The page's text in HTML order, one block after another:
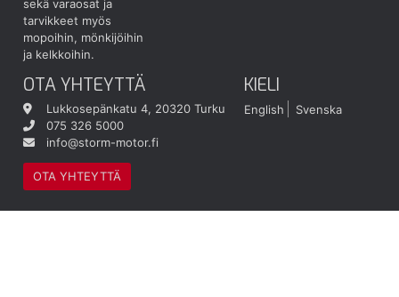
sekä varaosat ja
tarvikkeet myös
mopoihin, mönkijöihin
ja kelkkoihin.
OTA YHTEYTTÄ
Lukkosepänkatu 4, 20320 Turku
075 326 5000
info@storm-motor.fi
OTA YHTEYTTÄ
KIELI
English Svenska